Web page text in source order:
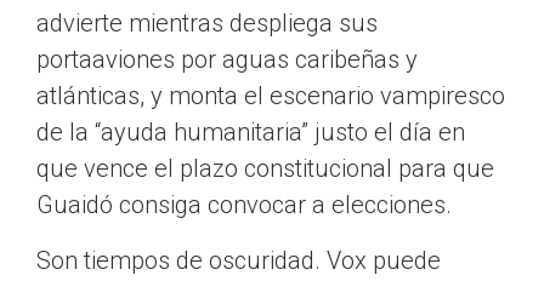
advierte mientras despliega sus
portaaviones por aguas caribeñas y
atlánticas, y monta el escenario vampiresco
de la “ayuda humanitaria” justo el día en
que vence el plazo constitucional para que
Guaidó consiga convocar a elecciones.
Son tiempos de oscuridad. Vox puede